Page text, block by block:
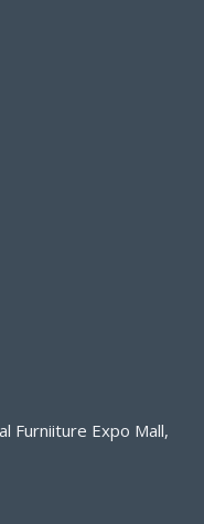
Furniiture Expo Mall,